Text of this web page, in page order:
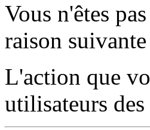
Vous n'êtes
raison
L'action que
utilisateurs